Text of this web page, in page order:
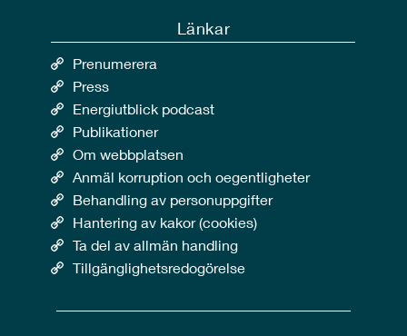
Länkar
Prenumerera
Press
Energiutblick podcast
Publikationer
Om webbplatsen
Anmäl korruption och oegentligheter
Behandling av personuppgifter
Hantering av kakor (cookies)
Ta del av allmän handling
Tillgänglighetsredogörelse